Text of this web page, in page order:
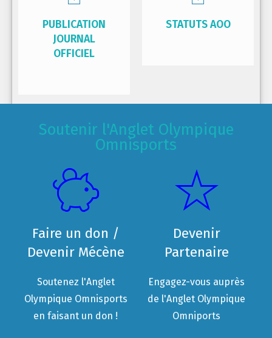
PUBLICATION
JOURNAL
OFFICIEL
STATUTS AOO
Soutenir l'Anglet Olympique
Omnisports
Faire un don /
Devenir Mécène
Soutenez l'Anglet
Olympique Omnisports
en faisant un don !
Devenir
Partenaire
Engagez-vous auprès
de l'Anglet Olympique
Omniports